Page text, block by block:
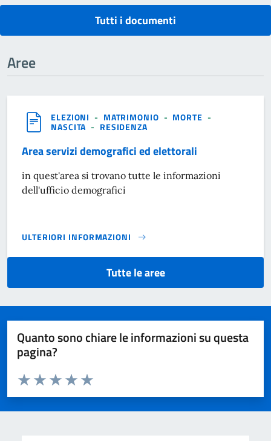
Tutti i documenti
Aree
ELEZIONI - MATRIMONIO - MORTE -
NASCITA - RESIDENZA
Area servizi demografici ed elettorali
in quest'area si trovano tutte le informazioni
dell'ufficio demografici
ULTERIORI INFORMAZIONI
AREA SERVIZI DEMOGRAFICI ED ELETTORALI}
Tutte le aree
Quanto sono chiare le informazioni su questa
pagina?
Domanda
Valuta da 1 a 5 stelle la pagina
Valuta 5 stelle su 5
Valuta 4 stelle su 5
Valuta 3 stelle su 5
Valuta 2 stelle su 5
Valuta 1 stelle su 5